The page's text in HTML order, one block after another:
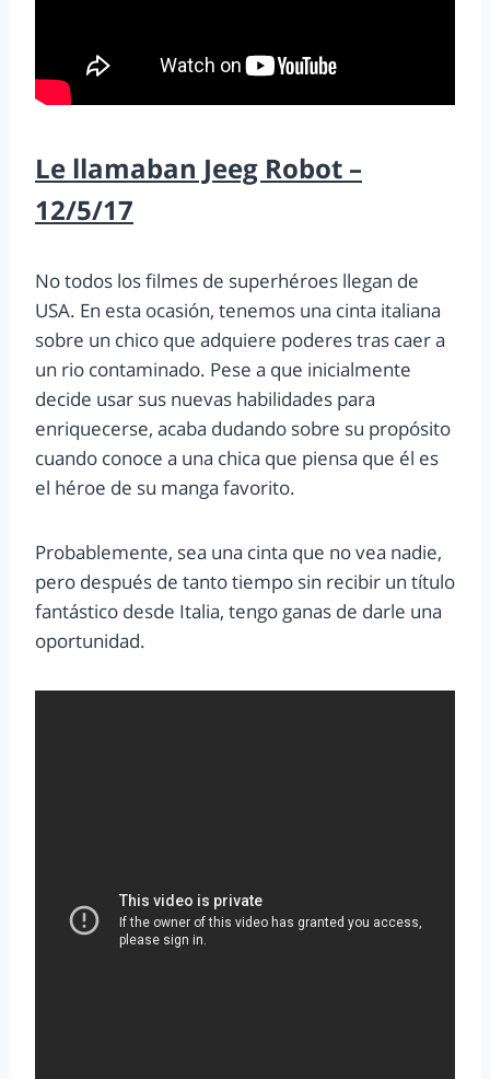
Le llamaban Jeeg Robot –
12/5/17
No todos los filmes de superhéroes llegan de
USA. En esta ocasión, tenemos una cinta italiana
sobre un chico que adquiere poderes tras caer a
un rio contaminado. Pese a que inicialmente
decide usar sus nuevas habilidades para
enriquecerse, acaba dudando sobre su propósito
cuando conoce a una chica que piensa que él es
el héroe de su manga favorito.
Probablemente, sea una cinta que no vea nadie,
pero después de tanto tiempo sin recibir un título
fantástico desde Italia, tengo ganas de darle una
oportunidad.